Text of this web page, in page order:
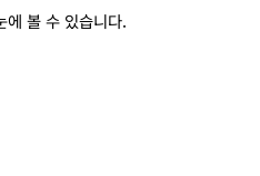
에 볼 수 있습니다.